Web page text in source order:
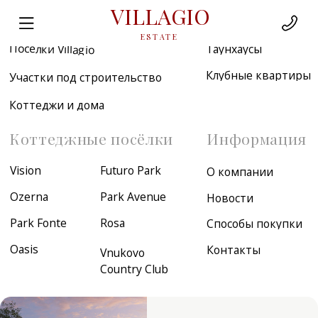
VILLAGIO
Таунхаусы
Клубные квартиры
Коттеджи и дома
Участки под строительство
Vnukovo
Country Club
Park Fonte
Способы покупки
Коттеджные посёлки
Эксклюзивные
объекты Villagio
Посмотреть